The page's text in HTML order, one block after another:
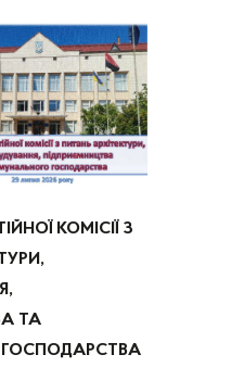
КОМІСІЇ З
ТА